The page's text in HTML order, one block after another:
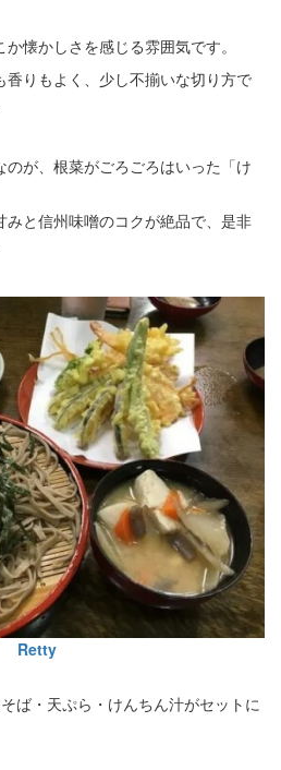
懐かしさを感じる雰囲気です。
りもよく、少し不揃いな切り方で
が、根菜がごろごろはいった「け
と信州味噌のコクが絶品で、是非
Retty
ば・天ぷら・けんちん汁がセットに